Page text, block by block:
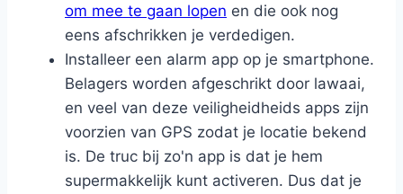
om mee te gaan lopen en die ook nog
eens afschrikken je verdedigen.
Installeer een alarm app op je smartphone.
Belagers worden afgeschrikt door lawaai,
en veel van deze veiligheidheids apps zijn
voorzien van GPS zodat je locatie bekend
is. De truc bij zo'n app is dat je hem
supermakkelijk kunt activeren. Dus dat je